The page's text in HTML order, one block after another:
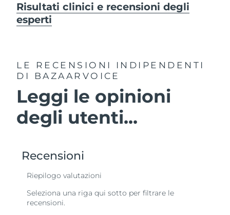
Risultati clinici e recensioni degli
esperti
LE RECENSIONI INDIPENDENTI
DI BAZAARVOICE
Leggi le opinioni
degli utenti...